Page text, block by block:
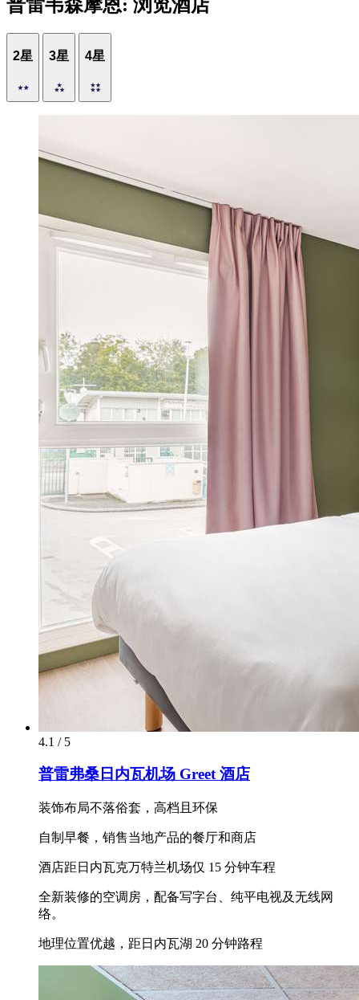
普雷韦森摩恩: 浏览酒店
2星 3星 4星
4.1 / 5
普雷弗桑日内瓦机场 Greet 酒店
装饰布局不落俗套，高档且环保
自制早餐，销售当地产品的餐厅和商店
酒店距日内瓦克万特兰机场仅 15 分钟车程
全新装修的空调房，配备写字台、纯平电视及无线网
络。
地理位置优越，距日内瓦湖 20 分钟路程